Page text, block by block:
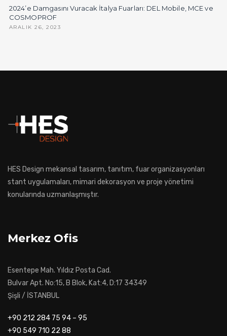
2024’e Damgasını Vuracak İtalya Fuarları: DEL Mobile, MCE ve
COSMOPROF
ARALIK 26, 2023
HES Design mekansal tasarım, tanıtım, fuar organizasyonları
stant uygulamaları, mimari dekorasyon ve proje yönetimi
konularında uzmanlaşmıştır.
Merkez Ofis
Esentepe Mah. Yıldız Posta Cad.
Bulvar Apt. No:15, B Blok, Kat:4, D:17 34349
Şişli / İSTANBUL
+90 212 284 75 94 – 95
+90 549 710 22 88